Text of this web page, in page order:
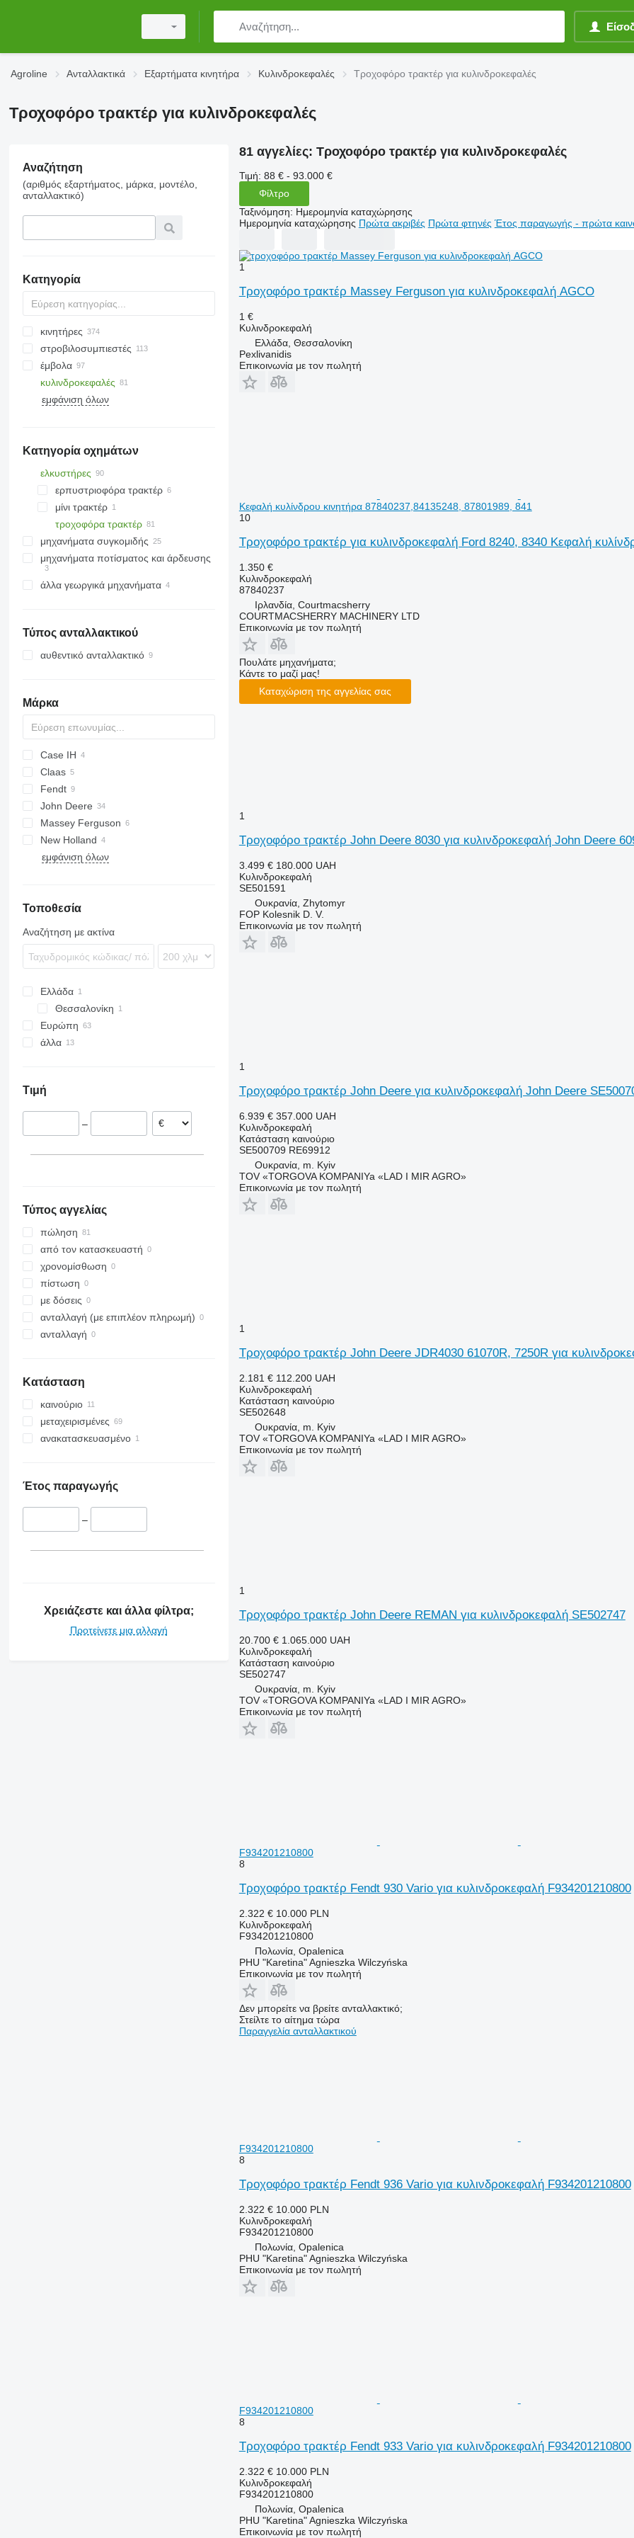
Agroline Ανταλλακτικά Εξαρτήματα κινητήρα Κυλινδροκεφαλές Τροχοφόρο τρακτέρ για κυλινδροκεφαλές
Τροχοφόρο τρακτέρ για κυλινδροκεφαλές
Αναζήτηση
(αριθμός εξαρτήματος, μάρκα, μοντέλο,
ανταλλακτικό)
Κατηγορία
κινητήρες
στροβιλοσυμπιεστές
έμβολα
κυλινδροκεφαλές
εμφάνιση όλων
Κατηγορία οχημάτων
ελκυστήρες
ερπυστριοφόρα τρακτέρ
μίνι τρακτέρ
τροχοφόρα τρακτέρ
μηχανήματα συγκομιδής
θεριζοαλωνιστικές μηχανές
μηχανήματα ποτίσματος και άρδευσης
άλλα γεωργικά μηχανήματα
Τύπος ανταλλακτικού
αυθεντικό ανταλλακτικό
Μάρκα
Case IH
844
5130
5140
5150
Claas
Ares
Axion
Xerion
Fendt
Vario
2000
3000
8340
TW
John Deere
1640
2030
2130
6090
6400
6810
7250
Massey Ferguson
6465
8140
New Holland
T-series
Antares
Silver
7211
εμφάνιση όλων
Τοποθεσία
Αναζήτηση με ακτίνα
Ελλάδα
Θεσσαλονίκη
Ευρώπη
Ρουμανία
Πορτογαλία
άλλα
Τιμή
–
Τύπος αγγελίας
πώληση
από τον κατασκευαστή
χρονομίσθωση
πίστωση
με δόσεις
ανταλλαγή (με επιπλέον πληρωμή)
ανταλλαγή
Κατάσταση
καινούριο
μεταχειρισμένες
ανακατασκευασμένο
Έτος παραγωγής
–
Χρειάζεστε και άλλα φίλτρα;
Προτείνετε μια αλλαγή
81 αγγελίες: Τροχοφόρο τρακτέρ για κυλινδροκεφαλές
Τιμή: 88 € - 93.000 €
Φίλτρο
Ταξινόμηση: Ημερομηνία καταχώρησης
Ημερομηνία καταχώρησης Πρώτα ακριβές Πρώτα φτηνές Έτος παραγωγής - πρώτα
1
Τροχοφόρο τρακτέρ Massey Ferguson για κυλινδροκεφαλή AGCO
1 €
Κυλινδροκεφαλή
Ελλάδα, Θεσσαλονίκη
Pexlivanidis
Επικοινωνία με τον πωλητή
Κεφαλή κυλίνδρου κινητήρα 87840237,84135248, 87801989, 841
10
Τροχοφόρο τρακτέρ για κυλινδροκεφαλή Ford 8240, 8340 Κεφαλή
1.350 €
Κυλινδροκεφαλή
87840237
Ιρλανδία, Courtmacsherry
COURTMACSHERRY MACHINERY LTD
Επικοινωνία με τον πωλητή
Πουλάτε μηχανήματα;
Κάντε το μαζί μας!
Καταχώριση της αγγελίας σας
1
Τροχοφόρο τρακτέρ John Deere 8030 για κυλινδροκεφαλή John Deere
3.499 € 180.000 UAH
Κυλινδροκεφαλή
SE501591
Ουκρανία, Zhytomyr
FOP Kolesnik D. V.
Επικοινωνία με τον πωλητή
1
Τροχοφόρο τρακτέρ John Deere για κυλινδροκεφαλή John Deere
6.939 € 357.000 UAH
Κυλινδροκεφαλή
Κατάσταση καινούριο
SE500709 RE69912
Ουκρανία, m. Kyiv
TOV «TORGOVA KOMPANIYa «LAD I MIR AGRO»
Επικοινωνία με τον πωλητή
1
Τροχοφόρο τρακτέρ John Deere JDR4030 61070R, 7250R για
2.181 € 112.200 UAH
Κυλινδροκεφαλή
Κατάσταση καινούριο
SE502648
Ουκρανία, m. Kyiv
TOV «TORGOVA KOMPANIYa «LAD I MIR AGRO»
Επικοινωνία με τον πωλητή
1
Τροχοφόρο τρακτέρ John Deere REMAN για κυλινδροκεφαλή SE502747
20.700 € 1.065.000 UAH
Κυλινδροκεφαλή
Κατάσταση καινούριο
SE502747
Ουκρανία, m. Kyiv
TOV «TORGOVA KOMPANIYa «LAD I MIR AGRO»
Επικοινωνία με τον πωλητή
F934201210800
8
Τροχοφόρο τρακτέρ Fendt 930 Vario για κυλινδροκεφαλή F934201210800
2.322 € 10.000 PLN
Κυλινδροκεφαλή
F934201210800
Πολωνία, Opalenica
PHU "Karetina" Agnieszka Wilczyńska
Επικοινωνία με τον πωλητή
Δεν μπορείτε να βρείτε ανταλλακτικό;
Στείλτε το αίτημα τώρα
Παραγγελία ανταλλακτικού
F934201210800
8
Τροχοφόρο τρακτέρ Fendt 936 Vario για κυλινδροκεφαλή F934201210800
2.322 € 10.000 PLN
Κυλινδροκεφαλή
F934201210800
Πολωνία, Opalenica
PHU "Karetina" Agnieszka Wilczyńska
Επικοινωνία με τον πωλητή
F934201210800
8
Τροχοφόρο τρακτέρ Fendt 933 Vario για κυλινδροκεφαλή F934201210800
2.322 € 10.000 PLN
Κυλινδροκεφαλή
F934201210800
Πολωνία, Opalenica
PHU "Karetina" Agnieszka Wilczyńska
Επικοινωνία με τον πωλητή